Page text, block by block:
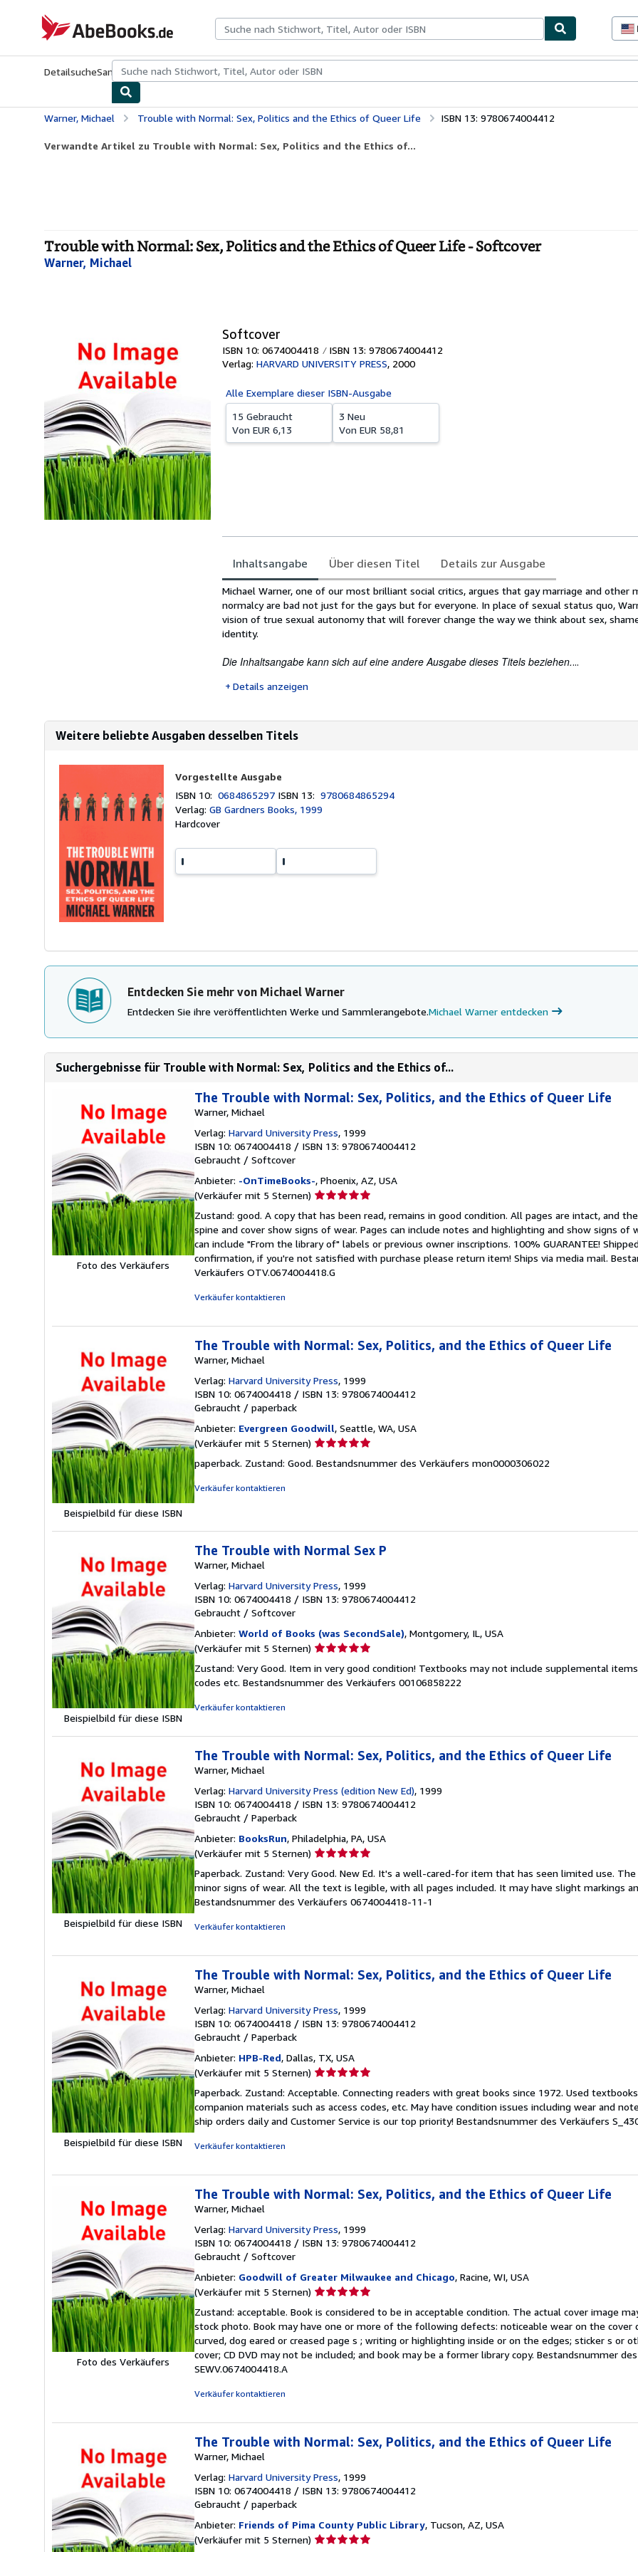
AbeBooks.de
DetailsucheSammlungenAntiquarische BücherKunst & Sammlerstücke
Warner, Michael Trouble with Normal: Sex, Politics and the Ethics of Queer Life ISBN 13: 9780674004412
Verwandte Artikel zu Trouble with Normal: Sex, Politics and the Ethics of...
Trouble with Normal: Sex, Politics and the Ethics of Queer Life - Softcover
Warner, Michael
Softcover
ISBN 10: 0674004418
ISBN 13: 9780674004412
Verlag: HARVARD UNIVERSITY PRESS, 2000
Alle Exemplare dieser ISBN-Ausgabe
15 Gebraucht
Von EUR 6,13
3 Neu
Von EUR 58,81
Inhaltsangabe Über diesen Titel Details zur Ausgabe
Inhaltsangabe
Michael Warner, one of our most brilliant social critics, argues that gay marriage and other
normalcy are bad not just for the gays but for everyone. In place of sexual status quo,
vision of true sexual autonomy that will forever change the way we think about sex,
identity.
Die Inhaltsangabe kann sich auf eine andere Ausgabe dieses Titels beziehen....
Details anzeigen
Weitere beliebte Ausgaben desselben Titels
Vorgestellte Ausgabe
ISBN 10:0684865297 ISBN 13:9780684865294
Verlag:GB Gardners Books, 1999
Hardcover
Entdecken Sie mehr von Michael Warner
Entdecken Sie ihre veröffentlichten Werke und Sammlerangebote.Michael Warner entdecken
Suchergebnisse für Trouble with Normal: Sex, Politics and the Ethics of...
Foto des Verkäufers
The Trouble with Normal: Sex, Politics, and the Ethics of Queer Life
Warner, Michael
Verlag: Harvard University Press, 1999
ISBN 10: 0674004418 / ISBN 13: 9780674004412
Gebraucht / Softcover
Anbieter: -OnTimeBooks-, Phoenix, AZ, USA
(Verkäufer mit 5 Sternen) Verkäuferbewertung
von
5
Sternen
Zustand: good. A copy that has been read, remains in good condition. All pages are intact, and
spine and cover show signs of wear. Pages can include notes and highlighting and show signs of
can include "From the library of" labels or previous owner inscriptions. 100% GUARANTEE!
confirmation, if you're not satisfied with purchase please return item! Ships via media mail.
Verkäufers OTV.0674004418.G
Verkäufer kontaktieren
Beispielbild für diese ISBN
The Trouble with Normal: Sex, Politics, and the Ethics of Queer Life
Warner, Michael
Verlag: Harvard University Press, 1999
ISBN 10: 0674004418 / ISBN 13: 9780674004412
Gebraucht / paperback
Anbieter: Evergreen Goodwill, Seattle, WA, USA
(Verkäufer mit 5 Sternen) Verkäuferbewertung
von
paperback. Zustand: Good. Bestandsnummer des Verkäufers mon0000306022
Verkäufer kontaktieren
Beispielbild für diese ISBN
The Trouble with Normal Sex P
Warner, Michael
Verlag: Harvard University Press, 1999
ISBN 10: 0674004418 / ISBN 13: 9780674004412
Gebraucht / Softcover
Anbieter: World of Books (was SecondSale), Montgomery, IL, USA
(Verkäufer mit 5 Sternen) Verkäuferbewertung
von
5
Zustand: Very Good. Item in very good condition! Textbooks may not include supplemental items
codes etc. Bestandsnummer des Verkäufers 00106858222
Verkäufer kontaktieren
Beispielbild für diese ISBN
The Trouble with Normal: Sex, Politics, and the Ethics of Queer Life
Warner, Michael
Verlag: Harvard University Press (edition New Ed), 1999
ISBN 10: 0674004418 / ISBN 13: 9780674004412
Gebraucht / Paperback
Anbieter: BooksRun, Philadelphia, PA, USA
(Verkäufer mit 5 Sternen) Verkäuferbewertung
von
5
Sternen
Paperback. Zustand: Very Good. New Ed. It's a well-cared-for item that has seen limited use.
minor signs of wear. All the text is legible, with all pages included. It may have slight markings
Bestandsnummer des Verkäufers 0674004418-11-1
Verkäufer kontaktieren
Beispielbild für diese ISBN
The Trouble with Normal: Sex, Politics, and the Ethics of Queer Life
Warner, Michael
Verlag: Harvard University Press, 1999
ISBN 10: 0674004418 / ISBN 13: 9780674004412
Gebraucht / Paperback
Anbieter: HPB-Red, Dallas, TX, USA
(Verkäufer mit 5 Sternen) Verkäuferbewertung
von
5
Sternen
Paperback. Zustand: Acceptable. Connecting readers with great books since 1972. Used
companion materials such as access codes, etc. May have condition issues including wear and
ship orders daily and Customer Service is our top priority! Bestandsnummer des Verkäufers
Verkäufer kontaktieren
Foto des Verkäufers
The Trouble with Normal: Sex, Politics, and the Ethics of Queer Life
Warner, Michael
Verlag: Harvard University Press, 1999
ISBN 10: 0674004418 / ISBN 13: 9780674004412
Gebraucht / Softcover
Anbieter: Goodwill of Greater Milwaukee and Chicago, Racine, WI, USA
(Verkäufer mit 5 Sternen) Verkäuferbewertung
von
5
Sternen
Zustand: acceptable. Book is considered to be in acceptable condition. The actual cover image
stock photo. Book may have one or more of the following defects: noticeable wear on the cover
curved, dog eared or creased page s ; writing or highlighting inside or on the edges; sticker s or
cover; CD DVD may not be included; and book may be a former library copy. Bestandsnummer
SEWV.0674004418.A
Verkäufer kontaktieren
The Trouble with Normal: Sex, Politics, and the Ethics of Queer Life
Warner, Michael
Verlag: Harvard University Press, 1999
ISBN 10: 0674004418 / ISBN 13: 9780674004412
Gebraucht / paperback
Anbieter: Friends of Pima County Public Library, Tucson, AZ, USA
(Verkäufer mit 5 Sternen) Verkäuferbewertung